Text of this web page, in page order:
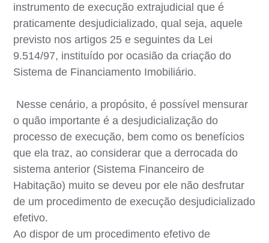
instrumento de execução extrajudicial que é
praticamente desjudicializado, qual seja, aquele
previsto nos artigos 25 e seguintes da Lei
9.514/97, instituído por ocasião da criação do
Sistema de Financiamento Imobiliário.
Nesse cenário, a propósito, é possível mensurar
o quão importante é a desjudicialização do
processo de execução, bem como os benefícios
que ela traz, ao considerar que a derrocada do
sistema anterior (Sistema Financeiro de
Habitação) muito se deveu por ele não desfrutar
de um procedimento de execução desjudicializado
efetivo.
Ao dispor de um procedimento efetivo de